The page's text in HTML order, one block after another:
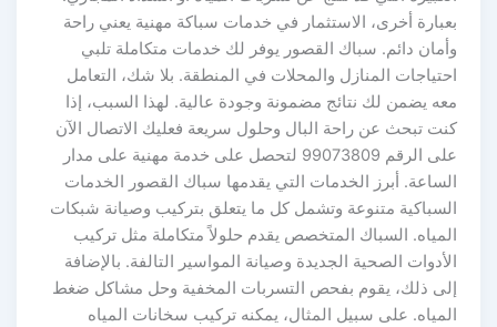
بعبارة أخرى، الاستثمار في خدمات سباكة مهنية يعني راحة
وأمان دائم. سباك القصور يوفر لك خدمات متكاملة تلبي
احتياجات المنازل والمحلات في المنطقة. بلا شك، التعامل
معه يضمن لك نتائج مضمونة وجودة عالية. لهذا السبب، إذا
كنت تبحث عن راحة البال وحلول سريعة فعليك الاتصال الآن
على الرقم 99073809 لتحصل على خدمة مهنية على مدار
الساعة. أبرز الخدمات التي يقدمها سباك القصور الخدمات
السباكية متنوعة وتشمل كل ما يتعلق بتركيب وصيانة شبكات
المياه. السباك المتخصص يقدم حلولاً متكاملة مثل تركيب
الأدوات الصحية الجديدة وصيانة المواسير التالفة. بالإضافة
إلى ذلك، يقوم بفحص التسربات المخفية وحل مشاكل ضغط
المياه. على سبيل المثال، يمكنه تركيب سخانات المياه